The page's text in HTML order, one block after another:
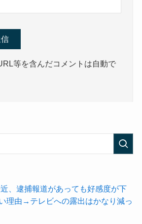
等を含んだコメントは自動で
、逮捕報道があっても好感度が下
理由→テレビへの露出はかなり減っ